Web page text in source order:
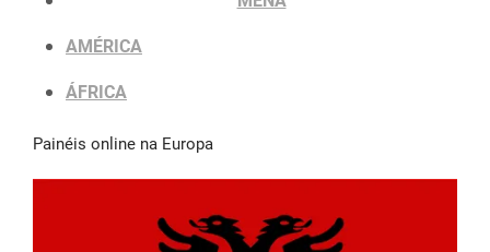
AMÉRICA
ÁFRICA
Painéis online na Europa